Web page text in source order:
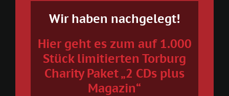
Wir haben nachgelegt!
Hier geht es zum auf 1.000
Stück limitierten Torburg
Charity Paket „2 CDs plus
Magazin“